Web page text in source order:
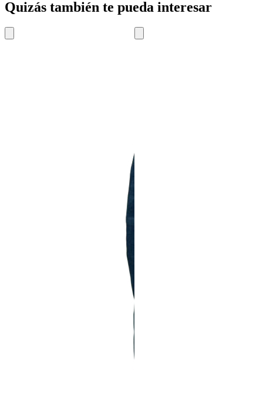
Quizás también te pueda interesar